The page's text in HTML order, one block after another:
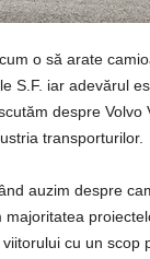
o să arate
S.F. iar adevărul
despre
transporturilor.
auzim despre
cu un